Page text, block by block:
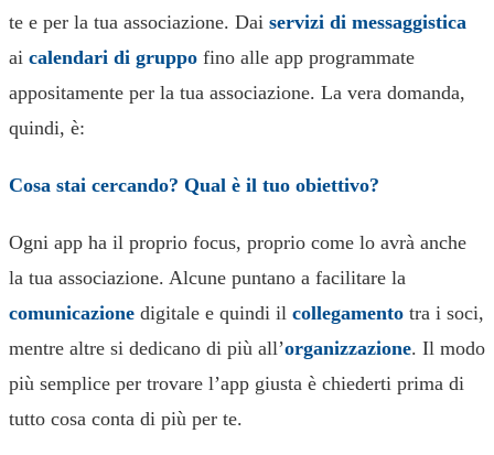
te e per la tua associazione. Dai servizi di messaggistica
ai calendari di gruppo fino alle app programmate
appositamente per la tua associazione. La vera domanda,
quindi, è:
Cosa stai cercando? Qual è il tuo obiettivo?
Ogni app ha il proprio focus, proprio come lo avrà anche
la tua associazione. Alcune puntano a facilitare la
comunicazione digitale e quindi il collegamento tra i soci,
mentre altre si dedicano di più all’organizzazione. Il modo
più semplice per trovare l’app giusta è chiederti prima di
tutto cosa conta di più per te.